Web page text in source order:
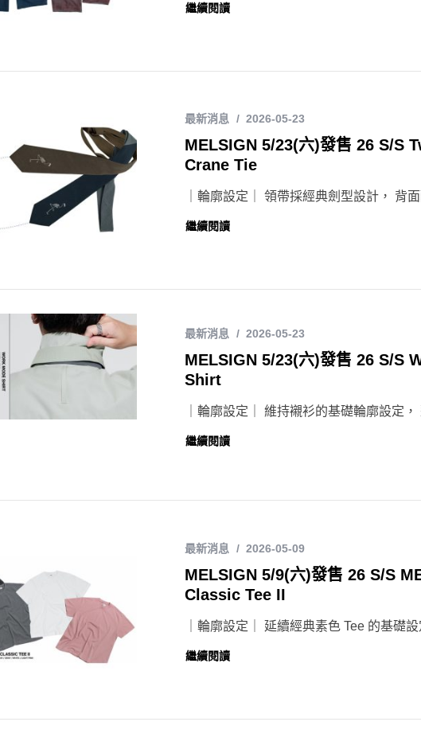
繼續閱讀
最新消息 2026-05-23
MELSIGN 5/23(六)發售 26 S/S
Crane Tie
｜輪廓設定｜ 領帶採經典劍型設計， 背
繼續閱讀
最新消息 2026-05-23
MELSIGN 5/23(六)發售 26 S/S
Shirt
｜輪廓設定｜ 維持襯衫的基礎輪廓設定
繼續閱讀
最新消息 2026-05-09
MELSIGN 5/9(六)發售 26 S/S
Classic Tee II
｜輪廓設定｜ 延續經典素色 Tee 的基礎
繼續閱讀